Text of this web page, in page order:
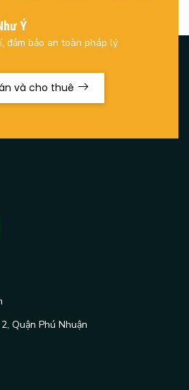
Ý
đảm bảo an toàn pháp lý
và cho thuê
Quận Phú Nhuận